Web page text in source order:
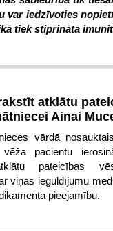
var iedzīvoties
tiek stiprināta
atklātu
Ainai
vārdā
pacientu
pateicības
viņas ieguldījumu
pieejamību.